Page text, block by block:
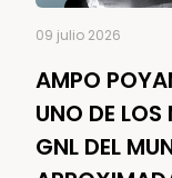
09 julio 2026
AMPO
UNO DE LOS
GNL DEL